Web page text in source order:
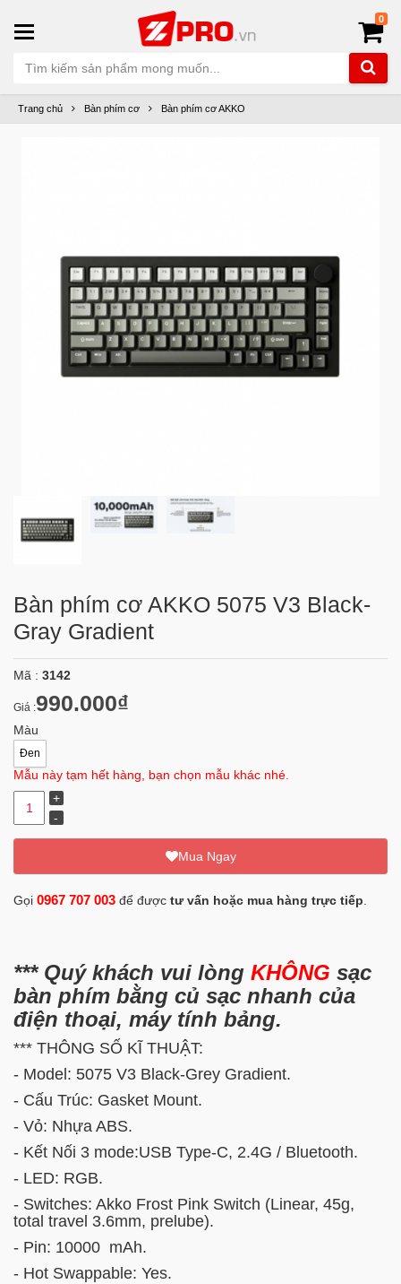
0
Trang chủ Bàn phím cơ Bàn phím cơ AKKO
Bàn phím cơ AKKO 5075 V3 Black-
Gray Gradient
Mã : 3142
Giá :990.000₫
Màu
Đen
Mẫu này tạm hết hàng, bạn chọn mẫu khác nhé.
Mua Ngay
Gọi 0967 707 003 để được tư vấn hoặc mua hàng trực tiếp
*** Quý khách vui lòng KHÔNG sạc
bàn phím bằng củ sạc nhanh của
điện thoại, máy tính bảng.
*** THÔNG SỐ KĨ THUẬT:
- Model: 5075 V3 Black-Grey Gradient.
- Cấu Trúc: Gasket Mount.
- Vỏ: Nhựa ABS.
- Kết Nối 3 mode:USB Type-C, 2.4G / Bluetooth.
- LED: RGB.
- Switches: Akko Frost Pink Switch (Linear, 45g,
total travel 3.6mm, prelube).
- Pin: 10000 mAh.
- Hot Swappable: Yes.